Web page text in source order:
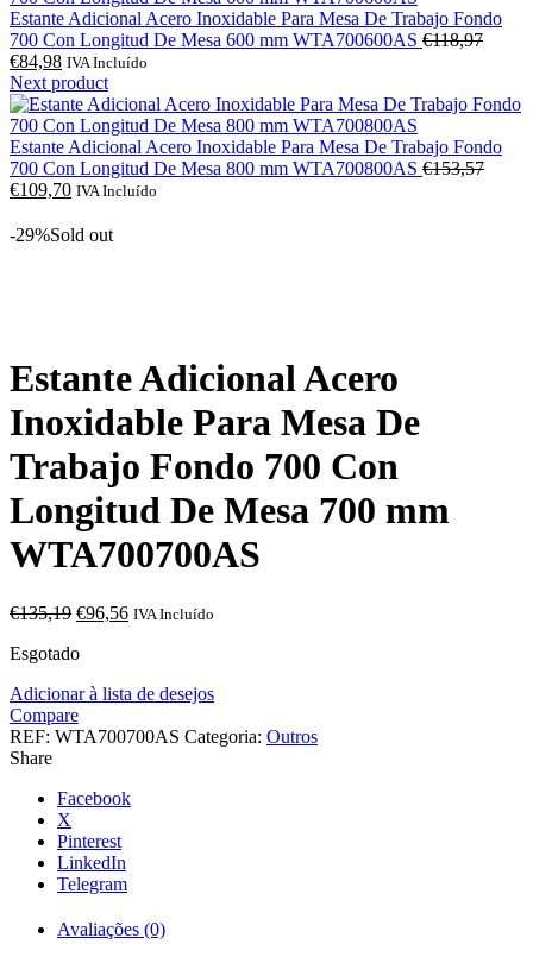
Estante Adicional Acero Inoxidable Para Mesa De Trabajo Fondo
700 Con Longitud De Mesa 600 mm WTA700600AS €118,97O
era:
€84,98O
preço
atual
é:
€84,98.
IVA Incluído
Next product
Estante Adicional Acero Inoxidable Para Mesa De Trabajo Fondo
700 Con Longitud De Mesa 800 mm WTA700800AS €153,57O
€109,70O
atual
IVA Incluído
-29%Sold out
Estante Adicional Acero
Inoxidable Para Mesa De
Trabajo Fondo 700 Con
Longitud De Mesa 700 mm
WTA700700AS
€135,19 O
original
€135,19.
€96,56O
€96,56.
IVA Incluído
Esgotado
Adicionar à lista de desejos
Compare
REF: WTA700700AS Categoria: Outros
Share
Facebook
X
Pinterest
LinkedIn
Telegram
Avaliações (0)